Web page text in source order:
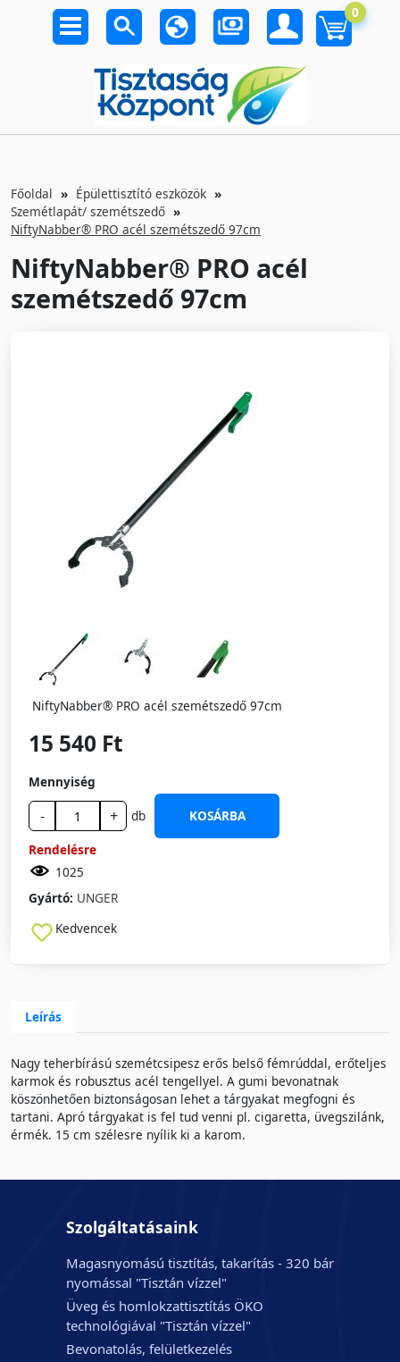
0
Főoldal
Épülettisztító eszközök
Szemétlapát/ szemétszedő
NiftyNabber® PRO acél szemétszedő 97cm
NiftyNabber® PRO acél
szemétszedő 97cm
NiftyNabber® PRO acél szemétszedő 97cm
15 540 Ft
Mennyiség
- + db
KOSÁRBA
Rendelésre
1025
Gyártó: UNGER
Kedvencek
Leírás
Nagy teherbírású szemétcsipesz erős belső fémrúddal, erőteljes
karmok és robusztus acél tengellyel. A gumi bevonatnak
köszönhetően biztonságosan lehet a tárgyakat megfogni és
tartani. Apró tárgyakat is fel tud venni pl. cigaretta, üvegszilánk,
érmék. 15 cm szélesre nyílik ki a karom.
Szolgáltatásaink
Magasnyomású tisztítás, takarítás - 320 bár
nyomással "Tisztán vízzel"
Üveg és homlokzattisztítás ÖKO
technológiával "Tisztán vízzel"
Bevonatolás, felületkezelés